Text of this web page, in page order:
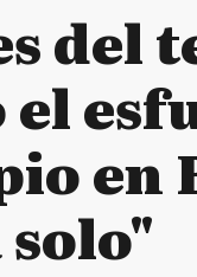
del
el
en
solo"